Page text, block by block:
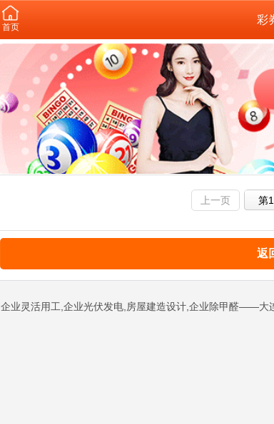
首页
彩
上一页 第
返
企业灵活用工,企业光伏发电,房屋建造设计,企业除甲醛——大